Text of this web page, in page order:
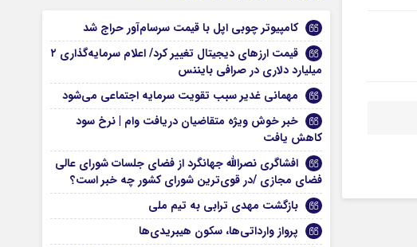
کامپیوتر چوبی اپل با قیمت سرسام‌آور حراج شد
قیمت ارزهای دیجیتال تغییر کرد/ اعلام سرمایه‌گذاری ۲
میلیارد دلاری در صرافی بایننس
مهمانی غدیر سبب تقویت سرمایه اجتماعی می‌شود
خبر خوش ویژه متقاضیان دریافت وام | نرخ سود
کاهش یافت
افشاگری نصرالله جهانگرد از فضای جلسات شورای عالی
فضای مجازی /در قوی‌ترین شورای کشور چه خبر است؟
بازگشت مهدی ترابی به تیم ملی
پرواز وارداتی‌ها، سکون هیبریدی‌ها